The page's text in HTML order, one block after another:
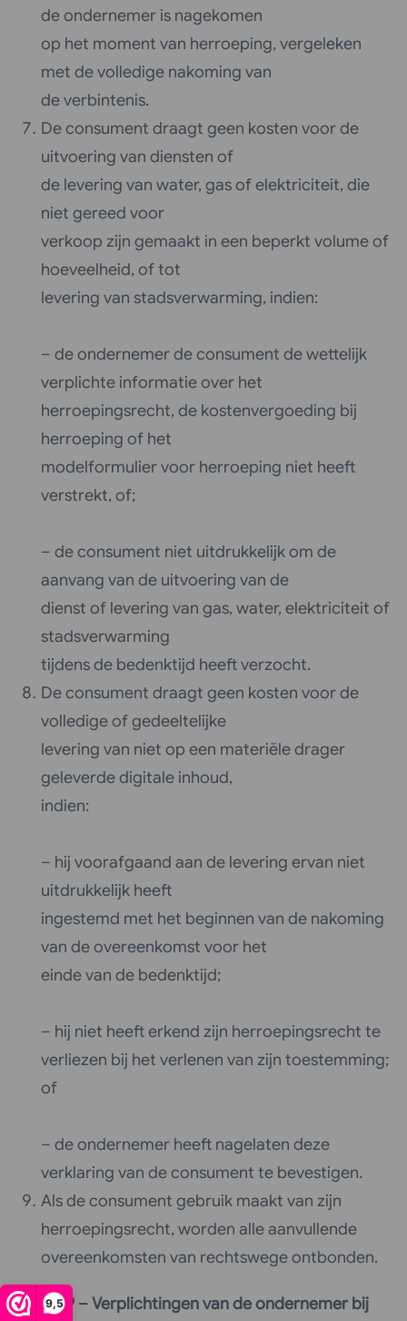
9,5
de ondernemer is nagekomen
op het moment van herroeping, vergeleken
met de volledige nakoming van
de verbintenis.
De consument draagt geen kosten voor de
uitvoering van diensten of
de levering van water, gas of elektriciteit, die
niet gereed voor
verkoop zijn gemaakt in een beperkt volume of
hoeveelheid, of tot
levering van stadsverwarming, indien:
– de ondernemer de consument de wettelijk
verplichte informatie over het
herroepingsrecht, de kostenvergoeding bij
herroeping of het
modelformulier voor herroeping niet heeft
verstrekt, of;
– de consument niet uitdrukkelijk om de
aanvang van de uitvoering van de
dienst of levering van gas, water, elektriciteit of
stadsverwarming
tijdens de bedenktijd heeft verzocht.
De consument draagt geen kosten voor de
volledige of gedeeltelijke
levering van niet op een materiële drager
geleverde digitale inhoud,
indien:
– hij voorafgaand aan de levering ervan niet
uitdrukkelijk heeft
ingestemd met het beginnen van de nakoming
van de overeenkomst voor het
einde van de bedenktijd;
– hij niet heeft erkend zijn herroepingsrecht te
verliezen bij het verlenen van zijn toestemming;
of
– de ondernemer heeft nagelaten deze
verklaring van de consument te bevestigen.
Als de consument gebruik maakt van zijn
herroepingsrecht, worden alle aanvullende
overeenkomsten van rechtswege ontbonden.
Artikel 9 – Verplichtingen van de ondernemer bij